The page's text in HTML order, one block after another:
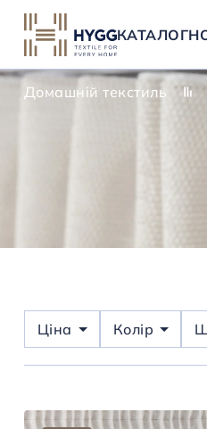
КАТАЛОГ
Домашній текстиль
Ціна Колір